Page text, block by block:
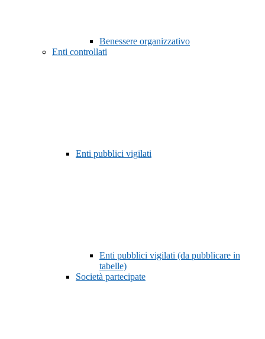
Benessere organizzativo
Enti controllati
Enti pubblici vigilati
Enti pubblici vigilati (da pubblicare in
tabelle)
Società partecipate